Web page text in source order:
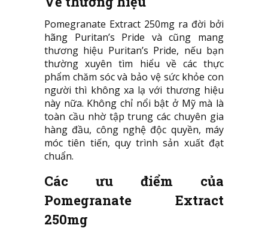
Pomegranate Extract 250mg ra đời bởi
hãng Puritan’s Pride và cũng mang
thương hiệu Puritan’s Pride, nếu bạn
thường xuyên tìm hiểu về các thực
phẩm chăm sóc và bảo vệ sức khỏe con
người thì không xa lạ với thương hiệu
này nữa. Không chỉ nổi bật ở Mỹ mà là
toàn cầu nhờ tập trung các chuyên gia
hàng đầu, công nghệ độc quyền, máy
móc tiên tiến, quy trình sản xuất đạt
chuẩn.
Các ưu điểm của
Pomegranate Extract
250mg